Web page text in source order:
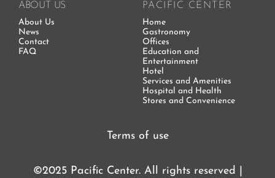
ABOUT US
About Us
News
Contact
FAQ
PACIFIC CENTER
Home
Gastronomy
Offices
Education and
Entertainment
Hotel
Services and Amenities
Hospital and Health
Stores and Convenience
©2025 Pacific Center. All rights reserved |
Terms of use